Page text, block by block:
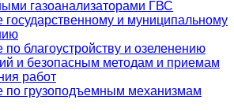
газоанализаторами ГВС
государственному и муниципальному
по благоустройству и озеленению
и безопасным методам и приемам
работ
по грузоподъемным механизмам